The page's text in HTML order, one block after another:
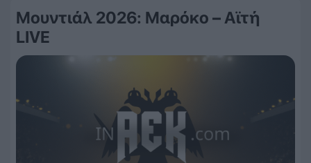
Μουντιάλ 2026: Μαρόκο – Αϊτή
LIVE